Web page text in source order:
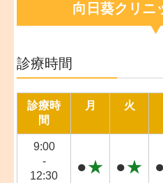
向日葵クリニ
診療時間
診療時
間
月 火
9:00
-
12:30
●★ ●★ ●